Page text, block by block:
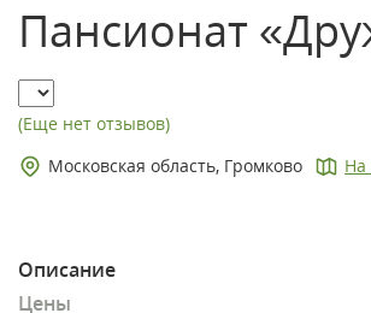
Пансионат
(Еще нет отзывов)
Московская область, Громково
На
Описание
Цены